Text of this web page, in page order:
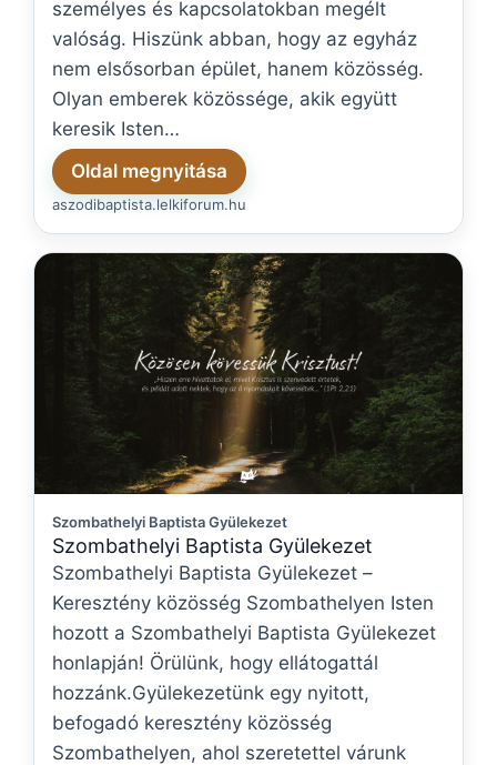
személyes és kapcsolatokban megélt
valóság. Hiszünk abban, hogy az egyház
nem elsősorban épület, hanem közösség.
Olyan emberek közössége, akik együtt
keresik Isten…
Oldal megnyitása
aszodibaptista.lelkiforum.hu
Szombathelyi Baptista Gyülekezet
Szombathelyi Baptista Gyülekezet
Szombathelyi Baptista Gyülekezet –
Keresztény közösség Szombathelyen Isten
hozott a Szombathelyi Baptista Gyülekezet
honlapján! Örülünk, hogy ellátogattál
hozzánk.Gyülekezetünk egy nyitott,
befogadó keresztény közösség
Szombathelyen, ahol szeretettel várunk